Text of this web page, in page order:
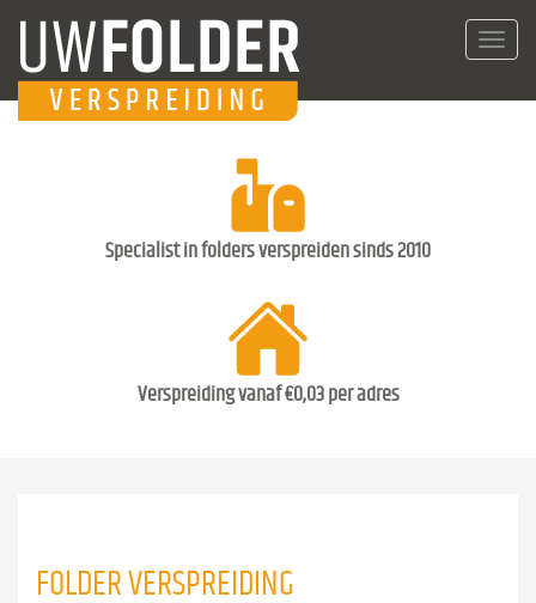
Specialist in folders verspreiden sinds 2010
Verspreiding vanaf €0,03 per adres
FOLDER VERSPREIDING